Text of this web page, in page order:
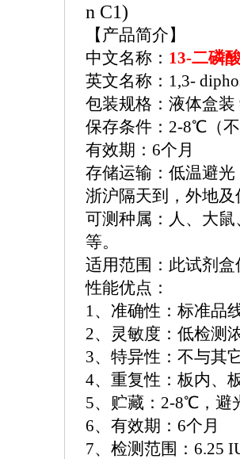
n C1)
【产品简介】
中文名称： 13-二磷
英文名称： 1,3-
包装规格：液体盒装
保存条件： 2-8℃（
有效期： 6个月
存储运输：低温避
浙沪隔天到，外地
可测种属：人、大
等。
适用范围：此试剂
性能优点：
1、准确性：标准品
2、灵敏度：低检测
3、特异性：不与其
4、重复性：板内、
5、贮藏：2-8℃，避
6、有效期：6个月
7、检测范围：6.25